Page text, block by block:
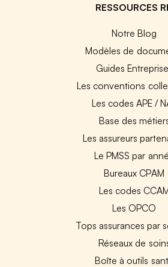
RESSOURCES
Notre Blog
Modèles de
Guides
Les conventions
Les codes APE /
Base des
Les assureurs
Le PMSS par
Bureaux CPAM
Les codes
Les OPCO
Tops assurances par
Réseaux de
Boîte à outils